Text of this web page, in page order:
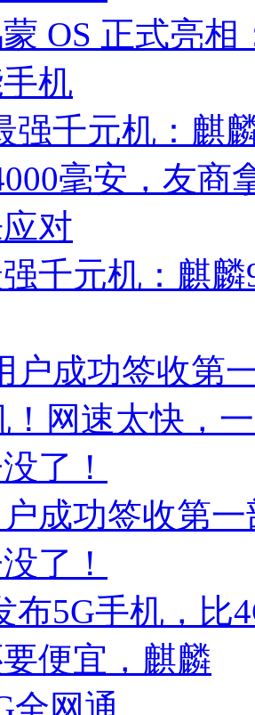
OS 正式亮
机
千元机：麒
成功签收第
了！